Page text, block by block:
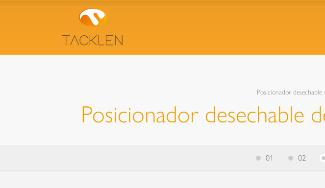
Posicionador
Posicionador desechable
01 02